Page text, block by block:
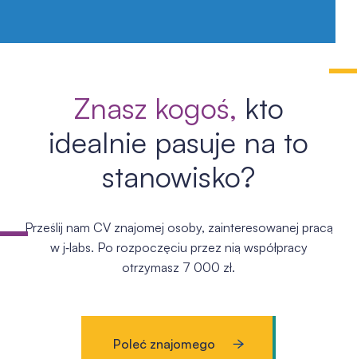
Znasz kogoś, kto
idealnie pasuje na to
stanowisko?
Prześlij nam CV znajomej osoby, zainteresowanej pracą
w j‑labs. Po rozpoczęciu przez nią współpracy
otrzymasz 7 000 zł.
Poleć znajomego